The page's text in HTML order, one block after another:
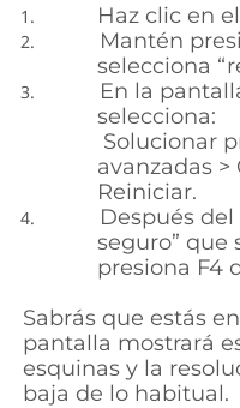
Hazclic en
Mantén
selecciona
En la
selecciona:
Solucionar
avanzadas
Reiniciar.
Después
seguro” que
presiona F4
Sabrás que estás
pantalla mostrará
esquinas y la
baja de lo habitual.